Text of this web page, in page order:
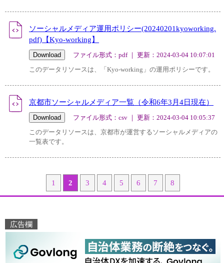
ソーシャルメディア運用ポリシー(20240201kyoworking.
pdf)【Kyo-working】
ファイル形式：pdf ｜ 更新：2024-03-04 10:07:01
このデータリソースは、「Kyo-working」の運用ポリシーです。
京都市ソーシャルメディア一覧（令和6年3月4日現在）
ファイル形式：csv ｜ 更新：2024-03-04 10:05:37
このデータリソースは、京都市が運営するソーシャルメディアの
一覧表です。
1 2 3 4 5 6 7 8
広告欄